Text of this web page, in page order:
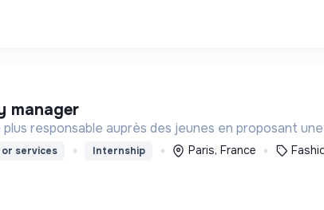
manager
responsable auprès des jeunes en proposant
services Internship Paris, France